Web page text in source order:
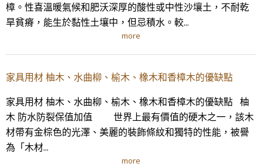
樟。性喜溫暖氣候和肥沃深厚的酸性或中性沙壤土，不耐乾
旱貧瘠，能生於黏性土壤中，但忌積水。較...
more
家具用材 柚木、水曲柳、榆木、橡木和香樟木的優缺點
家具用材 柚木、水曲柳、榆木、橡木和香樟木的優缺點 柚
木 防水防裂保值加值 世界上最有價值的硬木之一，該木
材帶有金棕色的光澤、美麗的裝飾條紋和獨特的性能，被譽
為「木材...
more